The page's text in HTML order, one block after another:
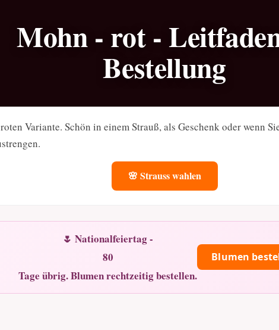
Mohn - rot -
Bestellung
Variante. Schön in einem Strauß, als Geschenk oder wenn
🌸 Strauss wahlen
🌷 Nationalfeiertag -
80
Tage übrig. Blumen rechtzeitig bestellen.
Blumen